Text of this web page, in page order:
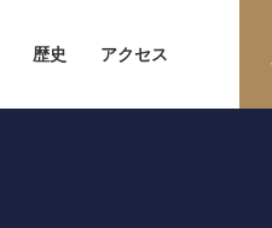
歴史 アクセス